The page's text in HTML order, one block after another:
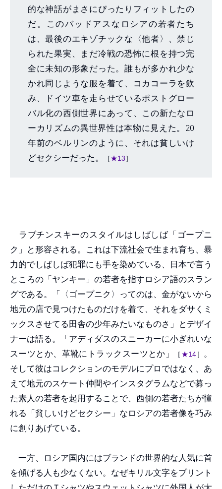
的な神話がまさにぴったりフィットしたの
だ。このバッドアスなロシアの若者たち
は、最後のエキゾチックな〈他者〉、禁じ
られた果実、まだ冷戦の恐怖に根を持つ完
全に未知の形象だった。誰もが多かれ少な
かれ同じような服を着て、コカコーラを飲
み、ドイツ車を走らせているポストグロー
バル化の西側世界にあって、この新たなロ
ーカリズムの異世界性は本物に見えた。20
年前のベルリンのように、それは貧しいけ
どセクシーだった。
［ ★13 ］
ラブチンスキーのスタイルはしばしば「ゴープニ
ク」と形容される。これは下流社会で生まれ育ち、暴
力的でしばしば犯罪にも手を染めている、日本で言う
ところの「ヤンキー」の若者を指すロシア語のスラン
グである。「〈ゴープニク〉ってのは、金がないから
地元の店で見つけたものだけを着て、それをダサくミ
ックスさせてる田舎の少年みたいなものさ」とデザイ
ナーは語る。「アディダスのスニーカーに小ぎれいな
スーツとか、革靴にトラックスーツとか」
［ ★14 ］
。
そして彼はコレクションのモデルにプロではなく、あ
えて地元のスケート仲間やインスタグラムなどで募っ
た素人の若者を起用することで、西側の若者たちが憧
れる「貧しいけどセクシー」なロシアの若者像を巧み
に創りあげている。
一方、ロシア国内にはブランドの世界的な人気に首
を傾げる人も少なくない。なぜキリル文字をプリント